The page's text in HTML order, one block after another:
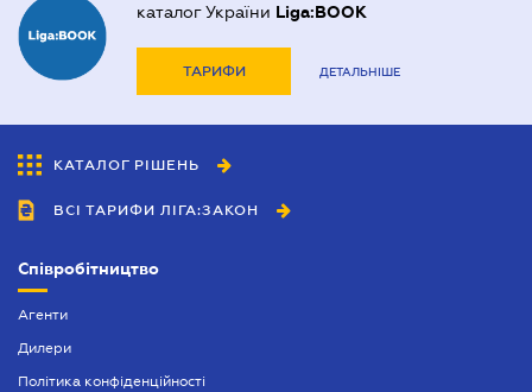
каталог України Liga:BOOK
ТАРИФИ ДЕТАЛЬНІШЕ
КАТАЛОГ РІШЕНЬ
ВСІ ТАРИФИ ЛІГА:ЗАКОН
Співробітництво
Агенти
Дилери
Політика конфіденційності